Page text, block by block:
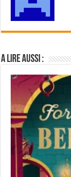
A lire aussi :